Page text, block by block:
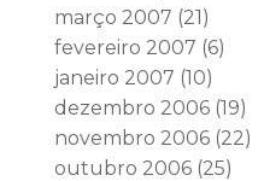
março 2007 (21)
fevereiro 2007 (6)
janeiro 2007 (10)
dezembro 2006(19)
novembro 2006(22)
outubro 2006(25)